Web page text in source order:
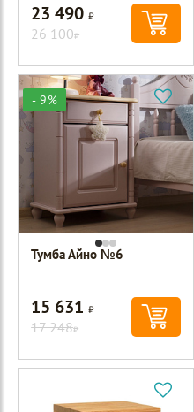
23 490Р
26 100Р
- 9%
Тумба Айно №6
15 631Р
17 248Р